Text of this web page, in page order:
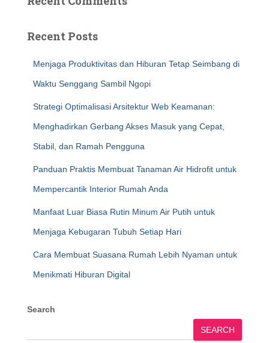
Recent Posts
Menjaga Produktivitas dan Hiburan Tetap Seimbang di
Waktu Senggang Sambil Ngopi
Strategi Optimalisasi Arsitektur Web Keamanan:
Menghadirkan Gerbang Akses Masuk yang Cepat,
Stabil, dan Ramah Pengguna
Panduan Praktis Membuat Tanaman Air Hidrofit untuk
Mempercantik Interior Rumah Anda
Manfaat Luar Biasa Rutin Minum Air Putih untuk
Menjaga Kebugaran Tubuh Setiap Hari
Cara Membuat Suasana Rumah Lebih Nyaman untuk
Menikmati Hiburan Digital
Search
SEARCH